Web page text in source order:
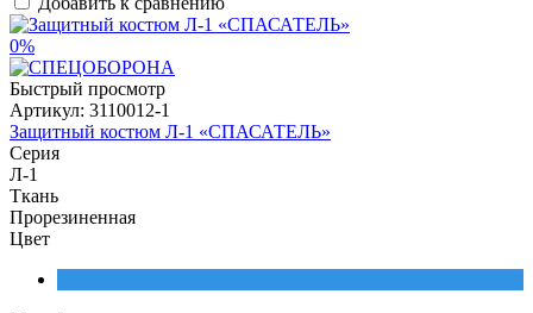
0%
Быстрый просмотр
Артикул: 3110012-1
Защитный костюм Л-1 «СПАСАТЕЛЬ»
Серия
Л-1
Ткань
Прорезиненная
Цвет